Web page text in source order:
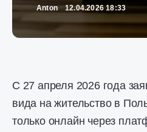
Anton 12.04.2026 18:33
С 27 апреля 2026 года
вида на жительство в
только онлайн через